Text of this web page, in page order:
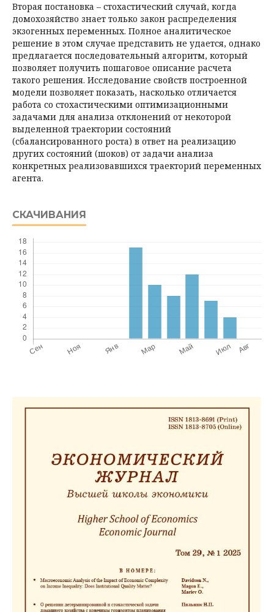
Вторая постановка – стохастический случай, когда
домохозяйство знает только закон распределения
экзогенных переменных. Полное аналитическое
решение в этом случае представить не удается, однако
предлагается последовательный алгоритм, который
позволяет получить пошаговое описание расчета
такого решения. Исследование свойств построенной
модели позволяет показать, насколько отличается
работа со стохастическими оптимизационными
задачами для анализа отклонений от некоторой
выделенной траектории состояний
(сбалансированного роста) в ответ на реализацию
других состояний (шоков) от задачи анализа
конкретных реализовавшихся траекторий переменных
агента.
СКАЧИВАНИЯ